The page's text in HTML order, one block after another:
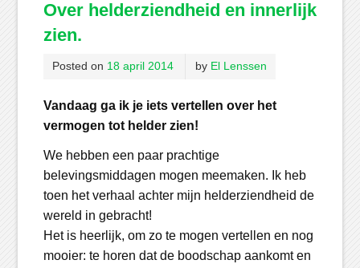
Over helderziendheid en innerlijk
zien.
Posted on 18 april 2014 by El Lenssen
Vandaag ga ik je iets vertellen over het
vermogen tot helder zien!
We hebben een paar prachtige
belevingsmiddagen mogen meemaken. Ik heb
toen het verhaal achter mijn helderziendheid de
wereld in gebracht!
Het is heerlijk, om zo te mogen vertellen en nog
mooier: te horen dat de boodschap aankomt en